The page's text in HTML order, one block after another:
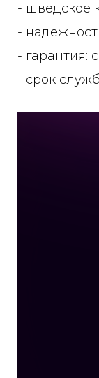
- шведское
-
- гарантия:
- срок